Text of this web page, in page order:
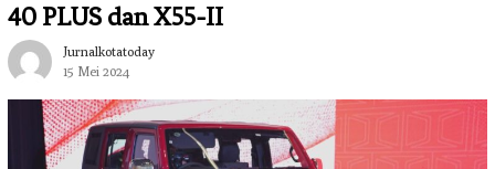
40 PLUS dan X55-II
Jurnalkotatoday
15 Mei 2024